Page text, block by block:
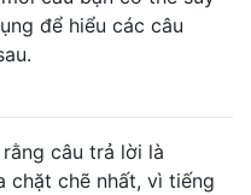
để hiểu các câu
câu trả lời là
chặt chẽ nhất, vì tiếng